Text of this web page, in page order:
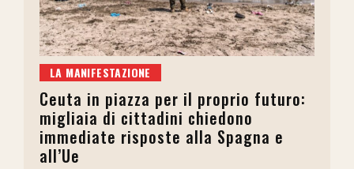
LA MANIFESTAZIONE
Ceuta in piazza per il proprio futuro:
migliaia di cittadini chiedono
immediate risposte alla Spagna e
all’Ue